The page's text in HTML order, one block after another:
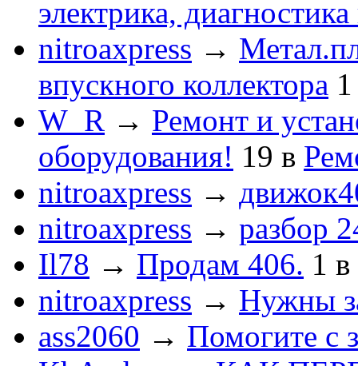
электрика,
nitroaxpress →
впускного коллектора 1
W_R → Ремонт и
оборудования! 19 в
nitroaxpress →
nitroaxpress → разбор
Il78 → Продам 406. 1 в
nitroaxpress → Нужны
ass2060 → Помогите с